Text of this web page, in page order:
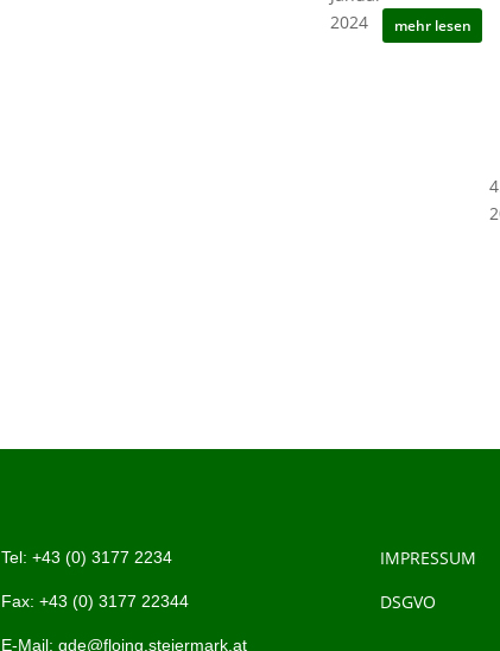
2024
mehr lesen
Tel:+43 (0)3177 2234
Fax: +43 (0)3177 22344
E-Mail:gde@floing.steiermark.at
IMPRESSUM
DSGVO